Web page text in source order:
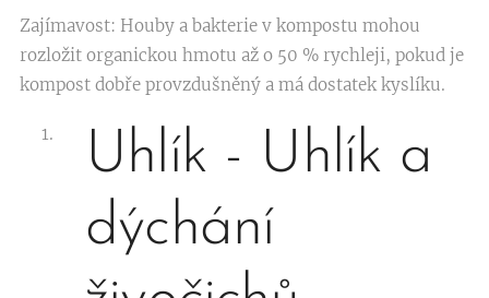
Zajímavost: Houby a bakterie v kompostu mohou
rozložit organickou hmotu až o 50 % rychleji, pokud je
kompost dobře provzdušněný a má dostatek kyslíku.
Uhlík - Uhlík a
dýchání